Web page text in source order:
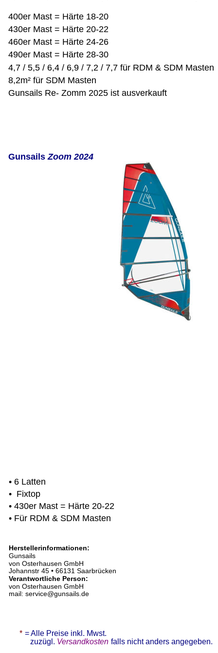
Gunsails Zoom 2024
Herstellerinformationen:
Gunsails
von Osterhausen GmbH
Johannstr 45 • 66131 Saarbrücken
Verantwortliche Person:
von Osterhausen GmbH
mail: service@gunsails.de
* = Alle Preise inkl. Mwst.
zuzügl. Versandkosten falls nicht anders angegeben.
• 6 Latten
•  Fixtop
• 430er Mast = Härte 20-22
• Für RDM & SDM Masten
400er Mast = Härte 18-20
430er Mast = Härte 20-22
460er Mast = Härte 24-26
490er Mast = Härte 28-30
4,7 / 5,5 / 6,4 / 6,9 / 7,2 / 7,7 für RDM & SDM Masten
8,2m² für SDM Masten
Gunsails Re- Zomm 2025 ist ausverkauft